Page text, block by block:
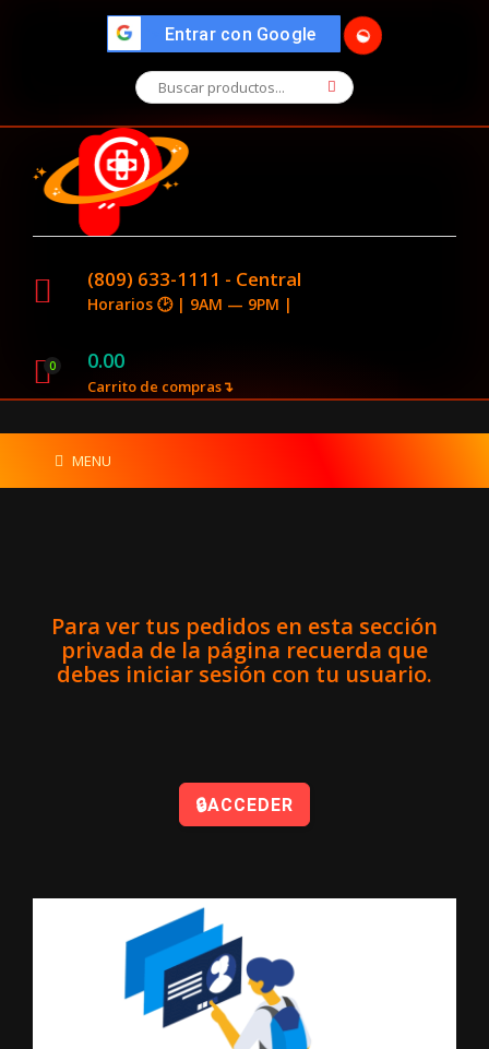
Entrar con Google 🌓
(809) 633-1111 - Central
Horarios 🕑 | 9AM — 9PM |
0 0.00
Carrito de compras↴
MENU
Para ver tus pedidos en esta sección
privada de la página recuerda que
debes iniciar sesión con tu usuario.
🔒ACCEDER